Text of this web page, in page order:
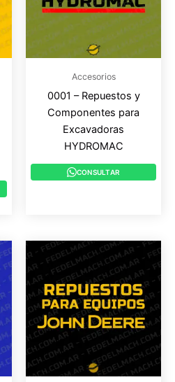
Accesorios
0001 – Repuestos y
Componentes para
Excavadoras
HYDROMAC
CONSULTAR